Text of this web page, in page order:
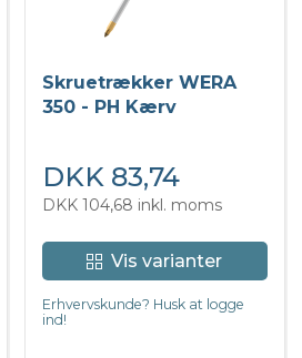
Skruetrækker WERA
350 - PH Kærv
DKK 83,74
DKK 104,68 inkl. moms
Vis varianter
Erhvervskunde? Husk at logge
ind!